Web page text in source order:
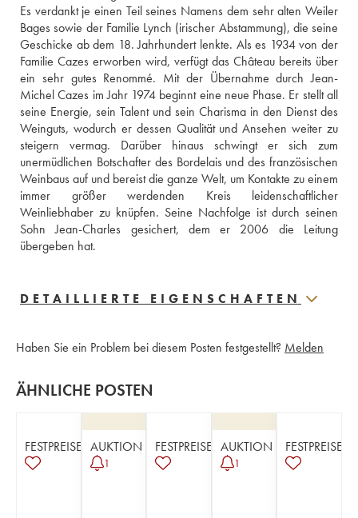
Es verdankt je einen Teil seines Namens dem sehr alten Weiler
Bages sowie der Familie Lynch (irischer Abstammung), die seine
Geschicke ab dem 18. Jahrhundert lenkte. Als es 1934 von der
Familie Cazes erworben wird, verfügt das Château bereits über
ein sehr gutes Renommé. Mit der Übernahme durch Jean-
Michel Cazes im Jahr 1974 beginnt eine neue Phase. Er stellt all
seine Energie, sein Talent und sein Charisma in den Dienst des
Weinguts, wodurch er dessen Qualität und Ansehen weiter zu
steigern vermag. Darüber hinaus schwingt er sich zum
unermüdlichen Botschafter des Bordelais und des französischen
Weinbaus auf und bereist die ganze Welt, um Kontakte zu einem
immer größer werdenden Kreis leidenschaftlicher
Weinliebhaber zu knüpfen. Seine Nachfolge ist durch seinen
Sohn Jean-Charles gesichert, dem er 2006 die Leitung
übergeben hat.
DETAILLIERTE EIGENSCHAFTEN
Haben Sie ein Problem bei diesem Posten festgestellt? Melden
ÄHNLICHE POSTEN
FESTPREISE AUKTION
1
FESTPREISE AUKTION
1
FESTPREISE